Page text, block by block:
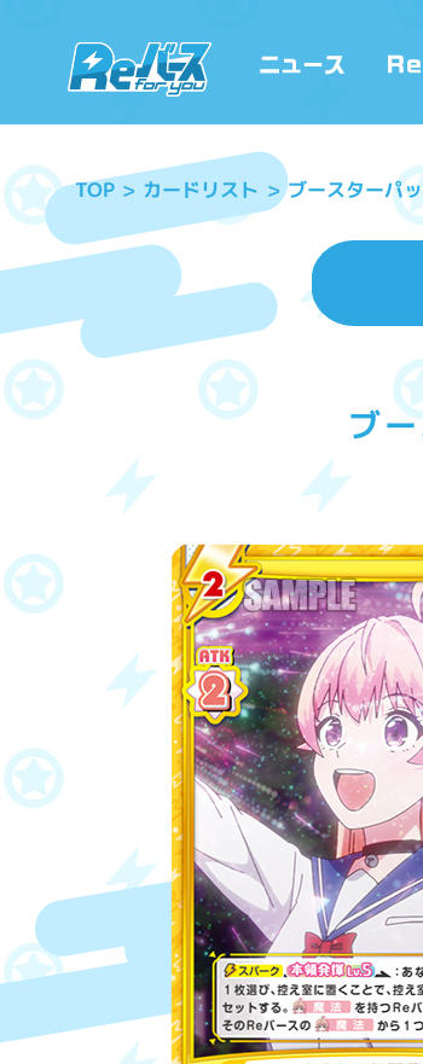
TOP カードリスト ブースターパ
ブ